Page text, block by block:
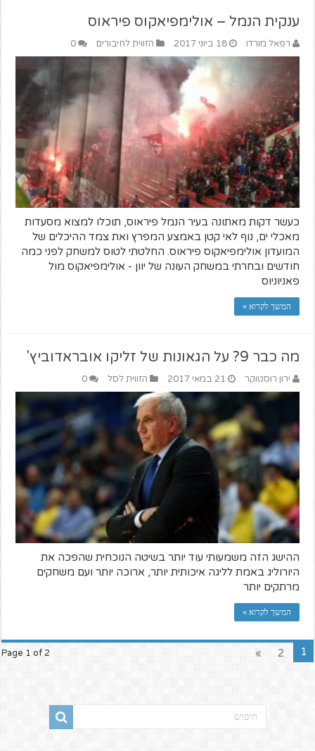
ענקית הנמל – אולימפיאקוס פיראוס
רפאל מורדו 18 ביוני 2017 הזווית לחיבורים 0
כעשר דקות מאתונה בעיר הנמל פיראוס, תוכלו למצוא מסעדות
מאכלי ים, נוף לאי קטן באמצע המפרץ ואת צמד ההיכלים של
המועדון אולימפיאקוס פיראוס. החלטתי לטוס למשחק לפני כמה
חודשים ובחרתי במשחק העונה של יוון - אולימפיאקוס מול
פאניוניוס
המשך לקרוא »
מה כבר 9? על הגאונות של זליקו אובראדוביץ'
ירון רוסטוקר 21 במאי 2017 הזווית לסל 0
ההישג הזה משמעותי עוד יותר בשיטה הנוכחית שהפכה את
היורוליג באמת לליגה איכותית יותר, ארוכה יותר ועם משחקים
מרתקים יותר
המשך לקרוא »
Page 1 of 2 1
2
»